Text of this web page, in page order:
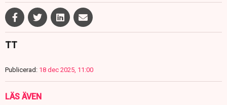
TT
Publicerad: 18 dec 2025, 11:00
LÄS ÄVEN